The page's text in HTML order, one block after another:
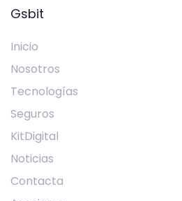
Gsbit
Inicio
Nosotros
Tecnologías
Seguros
KitDigital
Noticias
Contacta